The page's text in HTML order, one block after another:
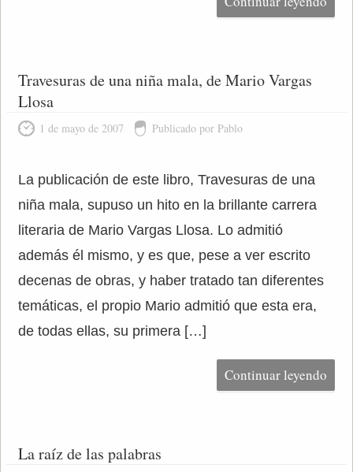
Travesuras de una niña mala, de Mario Vargas
Llosa
1 de mayo de 2007 Publicado por Pablo
La publicación de este libro, Travesuras de una
niña mala, supuso un hito en la brillante carrera
literaria de Mario Vargas Llosa. Lo admitió
además él mismo, y es que, pese a ver escrito
decenas de obras, y haber tratado tan diferentes
temáticas, el propio Mario admitió que esta era,
de todas ellas, su primera […]
Continuar leyendo
La raíz de las palabras